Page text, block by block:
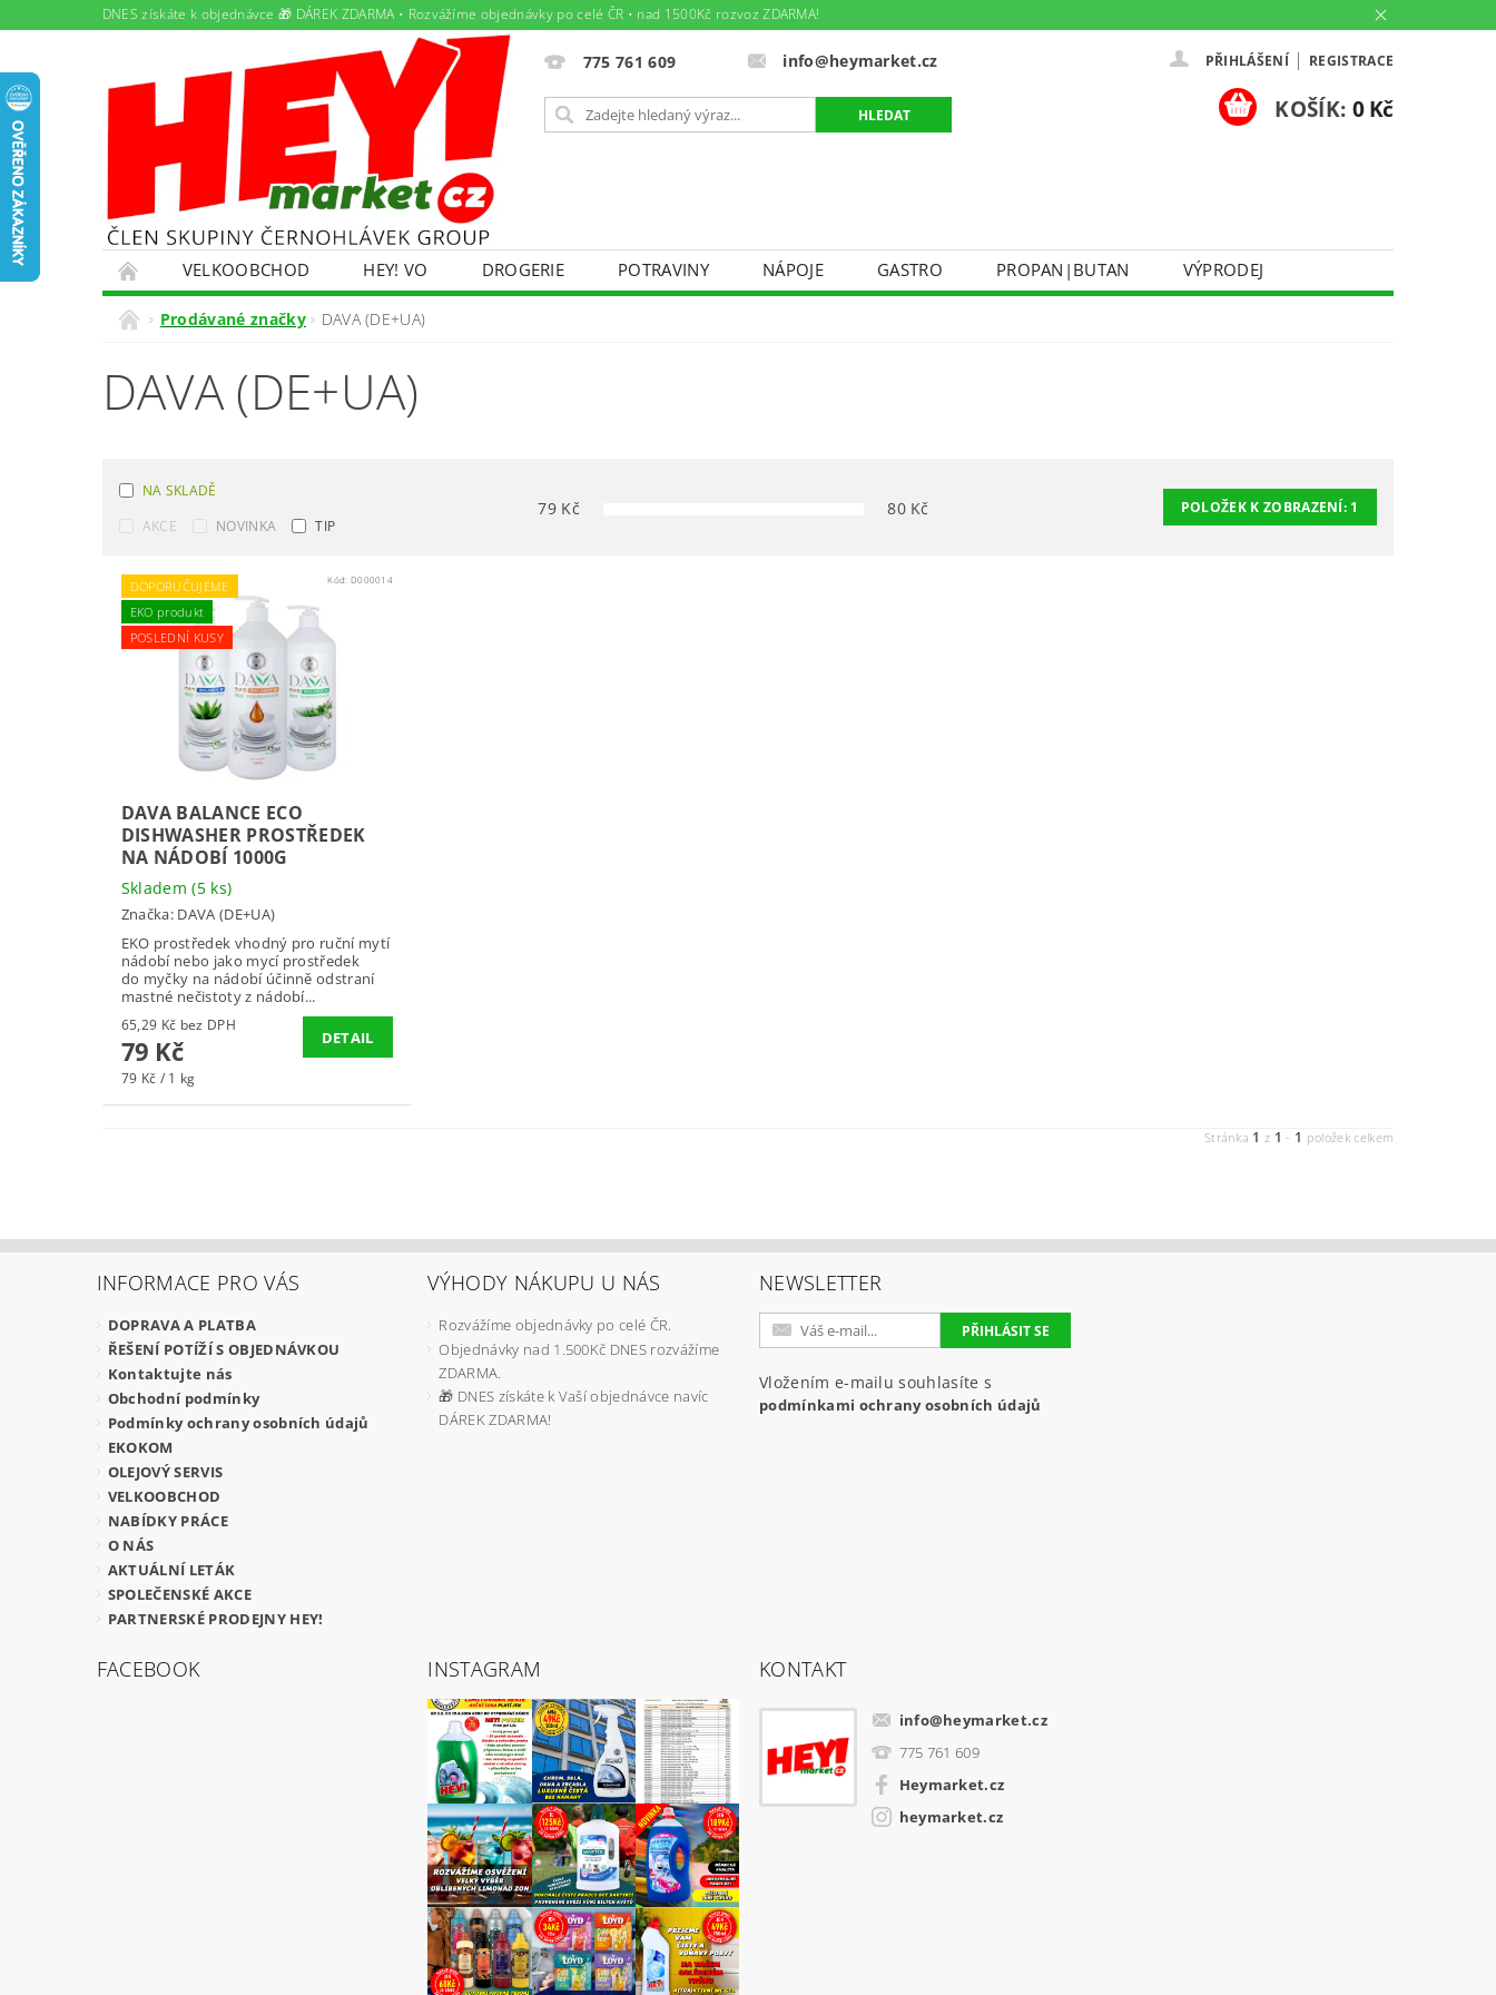
DNES získáte k objednávce 🎁 DÁREK ZDARMA • Rozvážíme objednávky po celé ČR • nad 1500Kč rozvoz ZDARMA!
775 761 609 info@heymarket.cz PŘIHLÁŠENÍ | REGISTRACE
KOŠÍK: 0 Kč
VELKOOBCHOD HEY! VO DROGERIE POTRAVINY NÁPOJE GASTRO PROPAN|BUTAN
VÝPRODEJ
PAMLSKY PRO DOMÁCÍ MAZLÍČKY
EKOKOM
OLEJOVÝ SERVIS
Prodávané značky DAVA (DE+UA)
DAVA (DE+UA)
NA SKLADĚ
AKCE
NOVINKA TIP
79 Kč 80Kč POLOŽEK K ZOBRAZENÍ: 1
DOPORUČUJEME
EKO produkt
POSLEDNÍ KUSY
Kód: D000014
DAVA BALANCE ECO
DISHWASHER PROSTŘEDEK
NA NÁDOBÍ 1000G
Skladem(5 ks)
Značka: DAVA (DE+UA)
EKO prostředek vhodný pro ruční mytí
nádobí nebo jako mycí prostředek
do myčky na nádobí účinně odstraní
mastné nečistoty z nádobí...
65,29 Kč bez DPH
79 Kč
79 Kč / 1 kg
DETAIL
Stránka 1 z 1 - 1 položek celkem
INFORMACE PRO VÁS
DOPRAVA A PLATBA
ŘEŠENÍ POTÍŽÍ S OBJEDNÁVKOU
Kontaktujte nás
Obchodní podmínky
Podmínky ochrany osobních údajů
EKOKOM
OLEJOVÝ SERVIS
VELKOOBCHOD
NABÍDKY PRÁCE
O NÁS
AKTUÁLNÍ LETÁK
SPOLEČENSKÉ AKCE
PARTNERSKÉ PRODEJNY HEY!
VÝHODY NÁKUPU U NÁS
Rozvážíme objednávky po celé ČR.
Objednávky nad 1.500Kč DNES rozvážíme
ZDARMA.
🎁 DNES získáte k Vaší objednávce navíc
DÁREK ZDARMA!
NEWSLETTER
Vložením e-mailu souhlasíte s
podmínkami ochrany osobních údajů
FACEBOOK INSTAGRAM KONTAKT
info@heymarket.cz
775 761 609
Heymarket.cz
heymarket.cz